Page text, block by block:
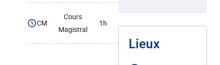
CM
Cours
Magistral
1h
Lieux